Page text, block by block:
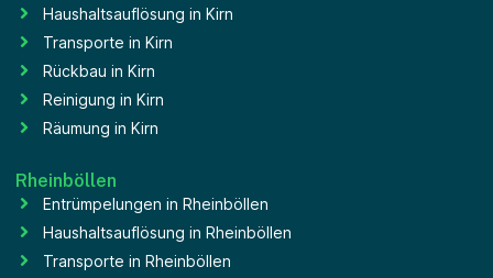
Haushaltsauflösung in Kirn
Transporte in Kirn
Rückbau in Kirn
Reinigung in Kirn
Räumung in Kirn
Rheinböllen
Entrümpelungen in Rheinböllen
Haushaltsauflösung in Rheinböllen
Transporte in Rheinböllen